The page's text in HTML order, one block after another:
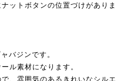
ットボタンの位置づけがありま
バジンです。
ル素材になります。
、雰囲気のあるきれいなシルエ